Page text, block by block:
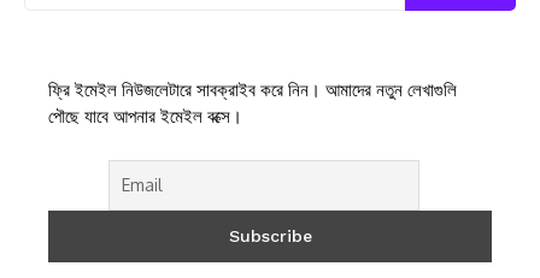
ফ্রি ইমেইল নিউজলেটারে সাবক্রাইব করে নিন। আমাদের নতুন লেখাগুলি
পৌছে যাবে আপনার ইমেইল বক্সে।